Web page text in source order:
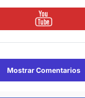
Mostrar Comentarios